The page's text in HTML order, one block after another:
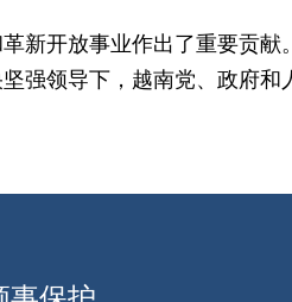
新开放事业作出了重要贡
强领导下，越南党、政府